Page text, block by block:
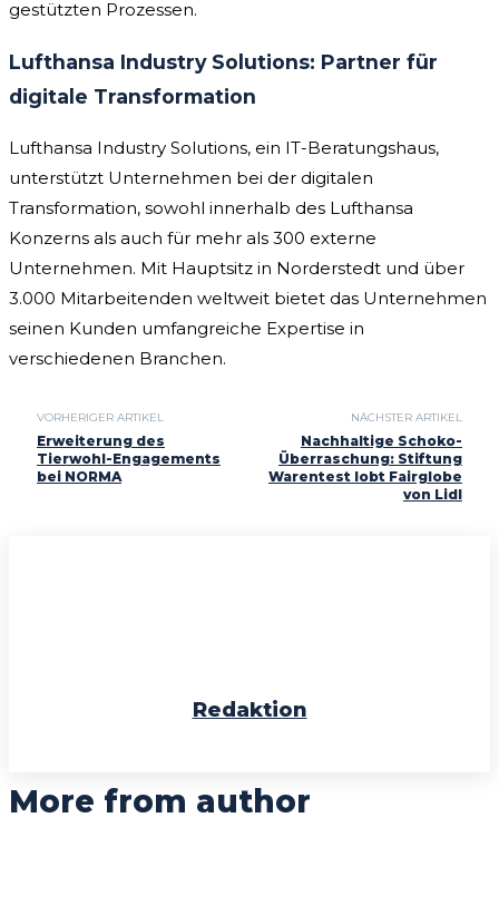
gestützten Prozessen.
Lufthansa Industry Solutions: Partner für
digitale Transformation
Lufthansa Industry Solutions, ein IT-Beratungshaus,
unterstützt Unternehmen bei der digitalen
Transformation, sowohl innerhalb des Lufthansa
Konzerns als auch für mehr als 300 externe
Unternehmen. Mit Hauptsitz in Norderstedt und über
3.000 Mitarbeitenden weltweit bietet das Unternehmen
seinen Kunden umfangreiche Expertise in
verschiedenen Branchen.
VORHERIGER ARTIKEL
Erweiterung des
Tierwohl-Engagements
bei NORMA
NÄCHSTER ARTIKEL
Nachhaltige Schoko-
Überraschung: Stiftung
Warentest lobt Fairglobe
von Lidl
Redaktion
More from author